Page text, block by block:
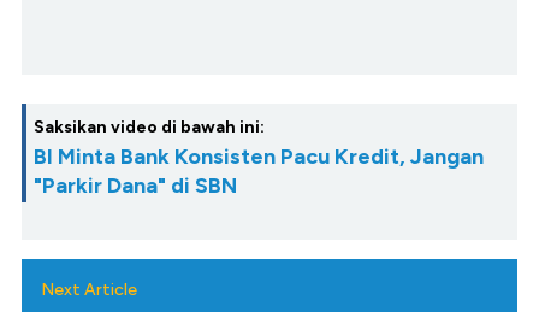
Saksikan video di bawah ini:
BI Minta Bank Konsisten Pacu Kredit, Jangan
"Parkir Dana" di SBN
Next Article